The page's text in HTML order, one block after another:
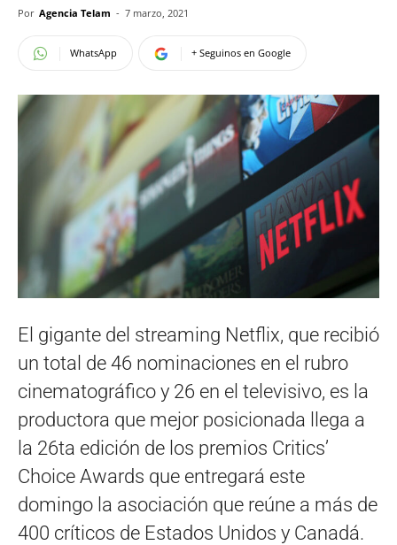
Por Agencia Telam - 7 marzo, 2021
WhatsApp + Seguinos en Google
El gigante del streaming Netflix, que recibió
un total de 46 nominaciones en el rubro
cinematográfico y 26 en el televisivo, es la
productora que mejor posicionada llega a
la 26ta edición de los premios Critics’
Choice Awards que entregará este
domingo la asociación que reúne a más de
400 críticos de Estados Unidos y Canadá.